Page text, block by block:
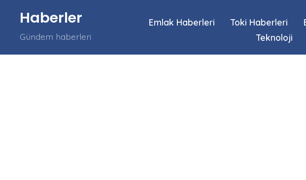
Haberler
Gündem haberleri
Emlak Haberleri Toki Haberleri
Teknoloji